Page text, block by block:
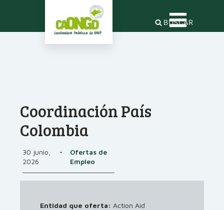
BUSCAR
Coordinación País
Colombia
30 junio,
2026
-
Ofertas de
Empleo
Entidad que oferta: Action Aid